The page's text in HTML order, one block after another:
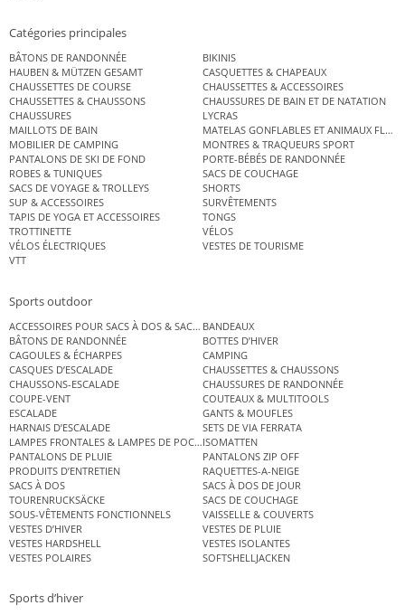
Catégories principales
BÂTONS DE RANDONNÉE
BIKINIS
HAUBEN & MÜTZEN GESAMT
CASQUETTES & CHAPEAUX
CHAUSSETTES DE COURSE
CHAUSSETTES & ACCESSOIRES
CHAUSSETTES & CHAUSSONS
CHAUSSURES DE BAIN ET DE NATATION
CHAUSSURES
LYCRAS
MAILLOTS DE BAIN
MATELAS GONFLABLES ET ANIMAUX
MOBILIER DE CAMPING
MONTRES & TRAQUEURS SPORT
PANTALONS DE SKI DE FOND
PORTE-BÉBÉS DE RANDONNÉE
ROBES & TUNIQUES
SACS DE COUCHAGE
SACS DE VOYAGE & TROLLEYS
SHORTS
SUP & ACCESSOIRES
SURVÊTEMENTS
TAPIS DE YOGA ET ACCESSOIRES
TONGS
TROTTINETTE
VÉLOS
VÉLOS ÉLECTRIQUES
VESTES DE TOURISME
VTT
Sports outdoor
ACCESSOIRES POUR SACS À DOS & SACS ÉTANCHES
BANDEAUX
BÂTONS DE RANDONNÉE
BOTTES D’HIVER
CAGOULES & ÉCHARPES
CAMPING
CASQUES D’ESCALADE
CHAUSSETTES & CHAUSSONS
CHAUSSONS-ESCALADE
CHAUSSURES DE RANDONNÉE
COUPE-VENT
COUTEAUX & MULTITOOLS
ESCALADE
GANTS & MOUFLES
HARNAIS D’ESCALADE
SETS DE VIA FERRATA
LAMPES FRONTALES & LAMPES DE POCHEISOMATTEN
PANTALONS DE PLUIE
PANTALONS ZIP OFF
PRODUITS D’ENTRETIEN
RAQUETTES-A-NEIGE
SACS À DOS
SACS À DOS DE JOUR
TOURENRUCKSÄCKE
SACS DE COUCHAGE
SOUS-VÊTEMENTS FONCTIONNELS
VAISSELLE & COUVERTS
VESTES D’HIVER
VESTES DE PLUIE
VESTES HARDSHELL
VESTES ISOLANTES
VESTES POLAIRES
SOFTSHELLJACKEN
Sports d’hiver